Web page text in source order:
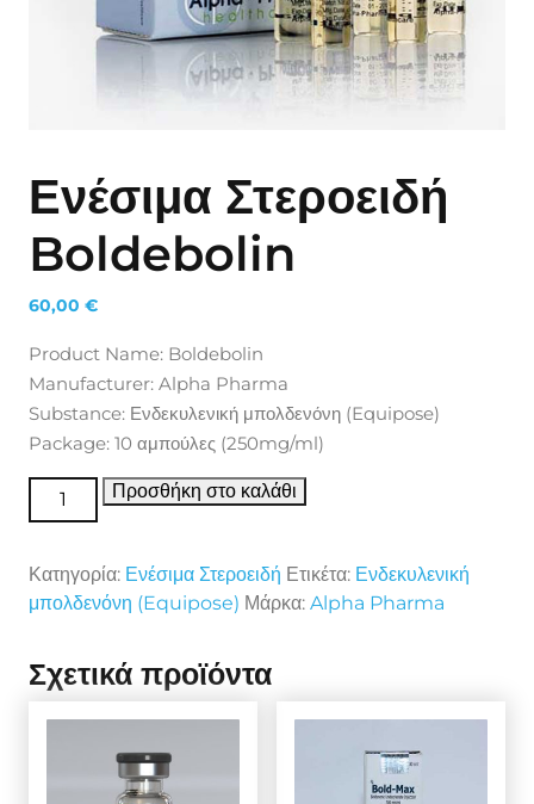
Ενέσιμα Στεροειδή
Boldebolin
60,00 €
Product Name: Boldebolin
Manufacturer: Alpha Pharma
Substance: Ενδεκυλενική μπολδενόνη (Equipose)
Package: 10 αμπούλες (250mg/ml)
Ενέσιμα Στεροειδή Boldebolin ποσότητα
Προσθήκη στο καλάθι
Κατηγορία: Ενέσιμα Στεροειδή Ετικέτα: Ενδεκυλενική
μπολδενόνη (Equipose) Μάρκα: Alpha Pharma
Σχετικά προϊόντα